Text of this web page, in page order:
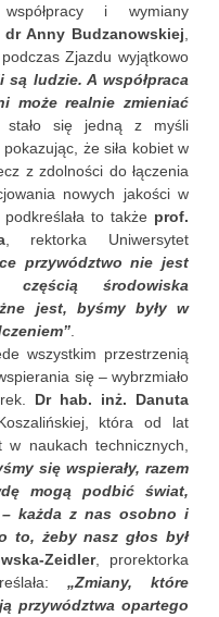
i wymiany
dr Anny Budzanowskiej
Zjazdu wyjątkowo
są ludzie. A współpraca
może realnie zmieniać
się jedną z myśli
że siła kobiet w
z zdolności do łączenia
nowych jakości w
to także prof.
, rektorka Uniwersytet
przywództwo nie jest
częścią środowiska
jest, byśmy były w
wszystkim przestrzenią
się – wybrzmiało
Dr hab. inż. Danuta
która od lat
naukach technicznych,
się wspierały, razem
mogą podbić świat,
każda z nas osobno i
to, żeby nasz głos był
Zeidler, prorektorka
„Zmiany, które
przywództwa opartego